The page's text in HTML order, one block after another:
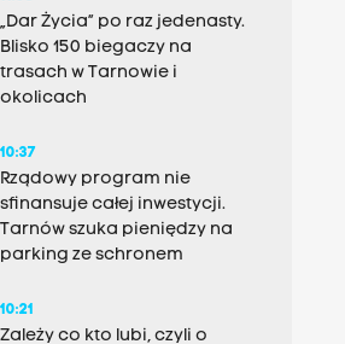
„Dar Życia” po raz jedenasty.
Blisko 150 biegaczy na
trasach w Tarnowie i
okolicach
10:37
Rządowy program nie
sfinansuje całej inwestycji.
Tarnów szuka pieniędzy na
parking ze schronem
10:21
Zależy co kto lubi, czyli o